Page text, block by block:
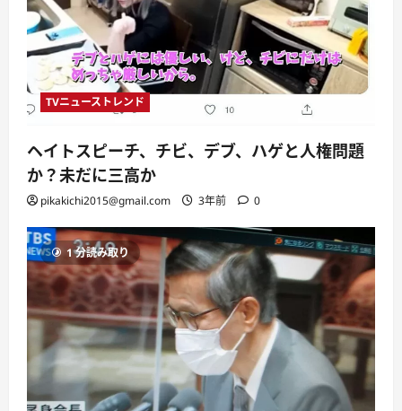
TVニューストレンド
ヘイトスピーチ、チビ、デブ、ハゲと人権問題
か？未だに三高か
pikakichi2015@gmail.com 3年前 0
1 分読み取り